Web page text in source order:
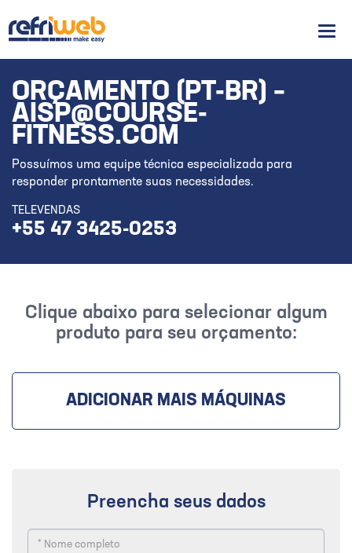
ORÇAMENTO (PT-BR) –
AISP@COURSE-
FITNESS.COM
Possuímos uma equipe técnica especializada para
responder prontamente suas necessidades.
TELEVENDAS
+55 47 3425-0253
Clique abaixo para selecionar algum
produto para seu orçamento:
ADICIONAR MAIS MÁQUINAS
Preencha seus dados